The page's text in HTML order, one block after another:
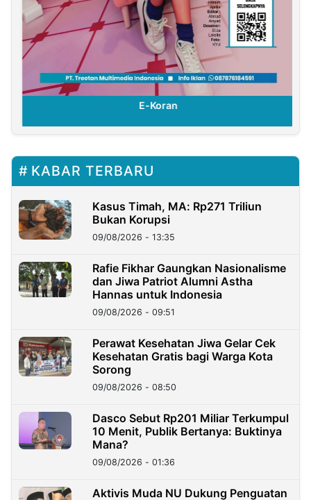
E-Koran
KABAR TERBARU
Kasus Timah, MA: Rp271 Triliun
Bukan Korupsi
09/08/2026 - 13:35
Rafie Fikhar Gaungkan Nasionalisme
dan Jiwa Patriot Alumni Astha
Hannas untuk Indonesia
09/08/2026 - 09:51
Perawat Kesehatan Jiwa Gelar Cek
Kesehatan Gratis bagi Warga Kota
Sorong
09/08/2026 - 08:50
Dasco Sebut Rp201 Miliar Terkumpul
10 Menit, Publik Bertanya: Buktinya
Mana?
09/08/2026 - 01:36
Aktivis Muda NU Dukung Penguatan